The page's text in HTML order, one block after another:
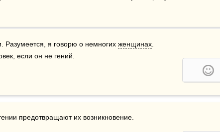
я говорю о немногих женщинах
если он не гений.
предотвращают их возникновение.